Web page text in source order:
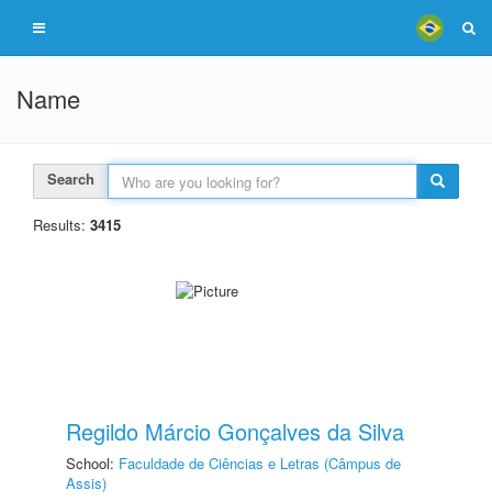
Name
Search
Results: 3415
Regildo Márcio Gonçalves da Silva
School: Faculdade de Ciências e Letras (Câmpus de
Assis)